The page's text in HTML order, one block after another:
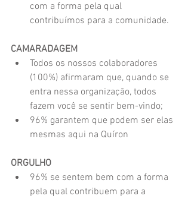
com a forma pela qual
contribuímos para a comunidade.
CAMARADAGEM
Todos os nossos colaboradores
(100%) afirmaram que, quando se
entra nessa organização, todos
fazem você se sentir bem-vindo;
96% garantem que podem ser elas
mesmas aqui na Quíron
ORGULHO
96% se sentem bem com a forma
pela qual contribuem para a